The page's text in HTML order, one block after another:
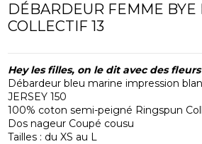
DÉBARDEUR FEMME BYE
COLLECTIF 13
Hey les filles, on le dit avec des
Débardeur bleu marine impression
JERSEY 150
100% coton semi-peigné Ringspun
Dos nageur Coupé cousu
Tailles : du XS au L